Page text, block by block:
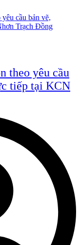
theo yêu cầu
tiếp tại KCN